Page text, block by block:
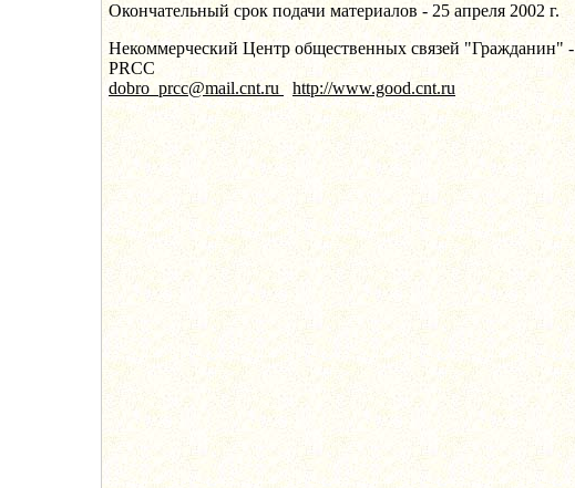
Окончательный срок подачи материалов - 25 апреля 2002 г.
Некоммерческий Центр общественных связей "Гражданин" -
PRCC
dobro_prcc@mail.cnt.ru
http://www.good.cnt.ru